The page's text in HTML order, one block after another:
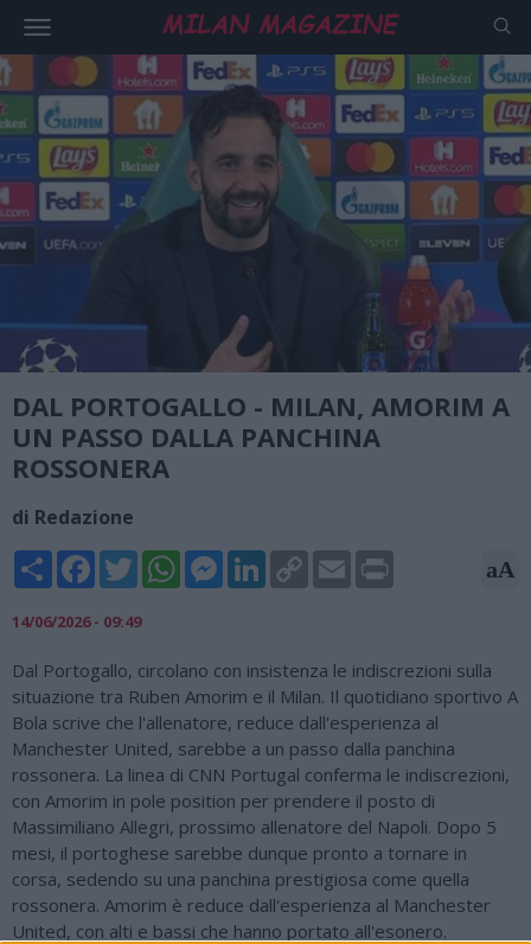
DAL PORTOGALLO - MILAN, AMORIM A
UN PASSO DALLA PANCHINA
ROSSONERA
di Redazione
Share FacebookTwitterWhatsAppMessengerLinkedInCopy
Link
Email aA
14/06/2026 - 09:49
Dal Portogallo, circolano con insistenza le indiscrezioni sulla
situazione tra Ruben Amorim e il Milan. Il quotidiano sportivo A
Bola scrive che l'allenatore, reduce dall'esperienza al
Manchester United, sarebbe a un passo dalla panchina
rossonera. La linea di CNN Portugal conferma le indiscrezioni,
con Amorim in pole position per prendere il posto di
Massimiliano Allegri, prossimo allenatore del Napoli. Dopo 5
mesi, il portoghese sarebbe dunque pronto a tornare in
corsa, sedendo su una panchina prestigiosa come quella
rossonera. Amorim è reduce dall'esperienza al Manchester
United, con alti e bassi che hanno portato all'esonero.